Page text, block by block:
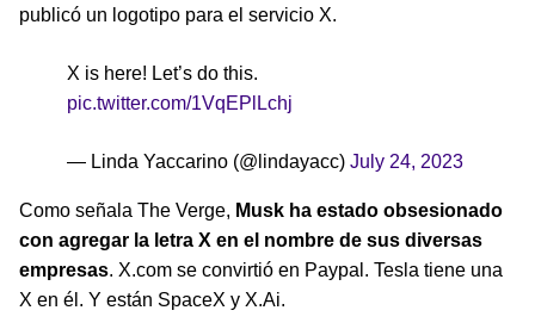
publicó un logotipo para el servicio X.
X is here! Let’s do this.
pic.twitter.com/1VqEPlLchj
— Linda Yaccarino (@lindayacc) July 24, 2023
Como señala The Verge, Musk ha estado obsesionado
con agregar la letra X en el nombre de sus diversas
empresas. X.com se convirtió en Paypal. Tesla tiene una
X en él. Y están SpaceX y X.Ai.